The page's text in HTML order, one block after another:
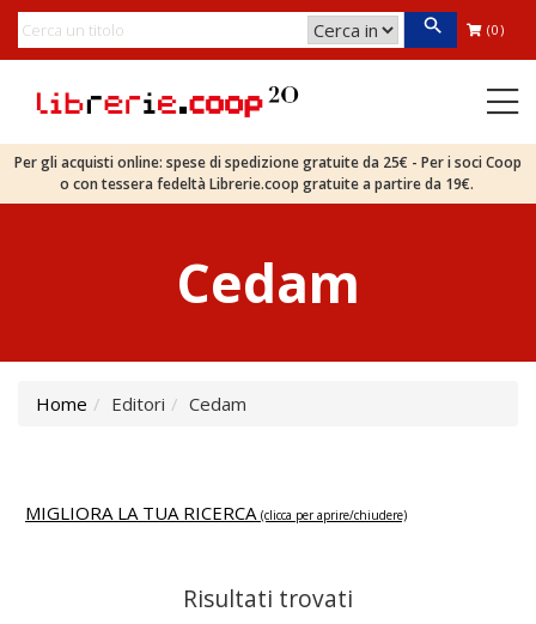
(0)
Per gli acquisti online: spese di spedizione gratuite da 25€ - Per i soci Coop
o con tessera fedeltà Librerie.coop gratuite a partire da 19€.
Cedam
Home Editori Cedam
MIGLIORA LA TUA RICERCA (clicca per aprire/chiudere)
Risultati trovati